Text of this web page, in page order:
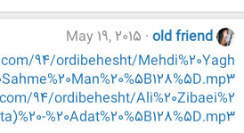
old friend
May 19, 2015
94/ordibehesht/Mehdi%20Yagh
94/ordibehesht/Ali%20Zibaei%2
%20Adat%20%5B128%5D.mp3